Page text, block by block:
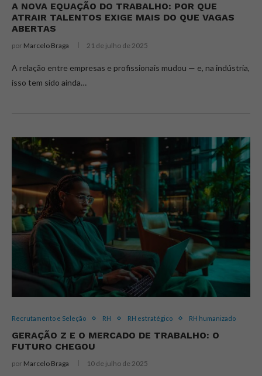
A NOVA EQUAÇÃO DO TRABALHO: POR QUE
ATRAIR TALENTOS EXIGE MAIS DO QUE VAGAS
ABERTAS
por Marcelo Braga 21 de julho de 2025
A relação entre empresas e profissionais mudou — e, na indústria,
isso tem sido ainda…
Recrutamento e Seleção RH RH estratégico RH humanizado
GERAÇÃO Z E O MERCADO DE TRABALHO: O
FUTURO CHEGOU
por Marcelo Braga 10 de julho de 2025